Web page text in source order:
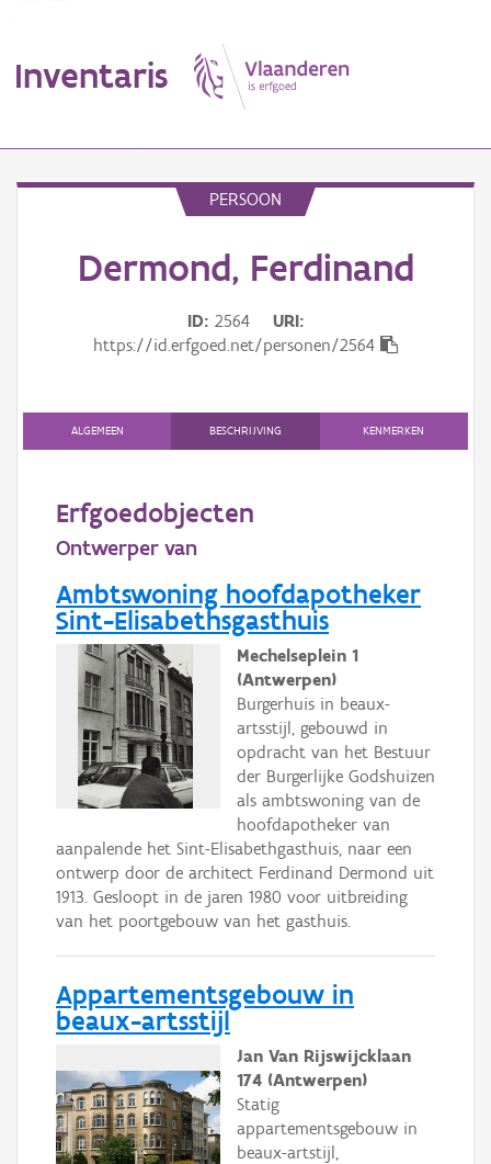
Inventaris
Erfgoedobject
Thema
Persoon of collectief
Downloads
Hergebruik
Aanmelden
PERSOON
Dermond, Ferdinand
ID 2564
URI
https://id.erfgoed.net/personen/2564
ALGEMEEN BESCHRIJVING KENMERKEN
Erfgoedobjecten
Ontwerper van
Ambtswoning hoofdapotheker
Sint-Elisabethsgasthuis
Mechelseplein 1
(Antwerpen)
Burgerhuis in beaux-
artsstijl, gebouwd in
opdracht van het Bestuur
der Burgerlijke Godshuizen
als ambtswoning van de
hoofdapotheker van
aanpalende het Sint-Elisabethgasthuis, naar een
ontwerp door de architect Ferdinand Dermond uit
1913. Gesloopt in de jaren 1980 voor uitbreiding
van het poortgebouw van het gasthuis.
Appartementsgebouw in
beaux-artsstijl
Jan Van Rijswijcklaan
174 (Antwerpen)
Statig
appartementsgebouw in
beaux-artstijl,